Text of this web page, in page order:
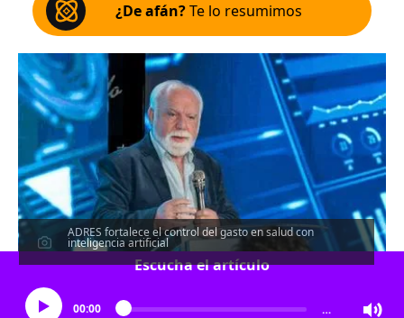
¿De afán?Te lo resumimos
ADRES fortalece el control del gasto en salud con
inteligencia artificial
Escucha el artículo
00:00 …